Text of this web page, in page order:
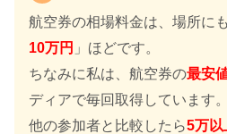
航空券の相場料金は、場所に
10万円 」ほどです。
ちなみに私は、航空券の最安
ディアで毎回取得しています。
他の参加者と比較したら5万以